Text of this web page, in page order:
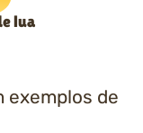
lua
exemplos de